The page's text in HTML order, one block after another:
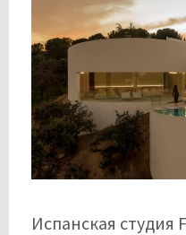
Испанская студия